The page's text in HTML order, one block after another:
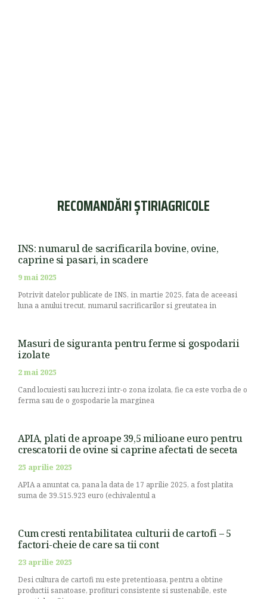
RECOMANDĂRI ȘTIRIAGRICOLE
INS: numarul de sacrificarila bovine, ovine,
caprine si pasari, in scadere
9 mai 2025
Potrivit datelor publicate de INS, in martie 2025, fata de aceeasi
luna a anului trecut, numarul sacrificarilor si greutatea in
Masuri de siguranta pentru ferme si gospodarii
izolate
2 mai 2025
Cand locuiesti sau lucrezi intr-o zona izolata, fie ca este vorba de o
ferma sau de o gospodarie la marginea
APIA, plati de aproape 39,5 milioane euro pentru
crescatorii de ovine si caprine afectati de seceta
25 aprilie 2025
APIA a anuntat ca, pana la data de 17 aprilie 2025, a fost platita
suma de 39.515.923 euro (echivalentul a
Cum cresti rentabilitatea culturii de cartofi – 5
factori-cheie de care sa tii cont
23 aprilie 2025
Desi cultura de cartofi nu este pretentioasa, pentru a obtine
productii sanatoase, profituri consistente si sustenabile, este